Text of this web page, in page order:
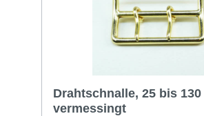
Drahtschnalle, 25 bis
vermessingt